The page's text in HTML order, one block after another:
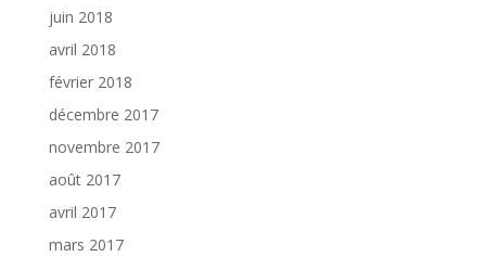
juin 2018
avril 2018
février 2018
décembre 2017
novembre 2017
août 2017
avril 2017
mars 2017